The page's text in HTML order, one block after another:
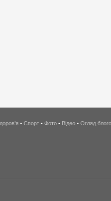
• Спорт • Фото • Відео • Огляд